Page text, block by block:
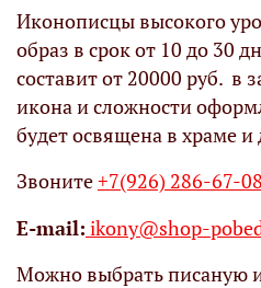
Иконописцы высокого
образ в срок от 10 до 30
составит от 20000 руб. в
икона и сложности
будет освящена в храме и
Звоните+7(926) 286-67-08
Е-mail: ikony@shop-
Можно выбрать писаную